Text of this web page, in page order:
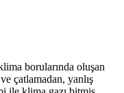
borularında oluşan
çatlamadan, yanlış